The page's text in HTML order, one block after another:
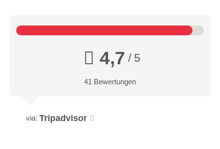
4,7 / 5
41 Bewertungen
via: Tripadvisor